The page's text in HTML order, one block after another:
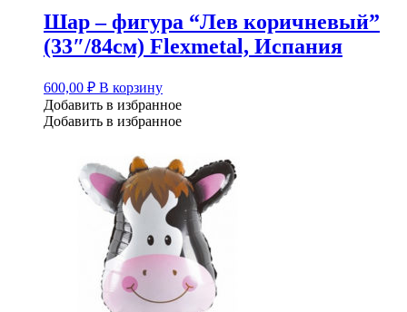
Шар – фигура “Лев коричневый”
(33″/84см) Flexmetal, Испания
600,00 ₽ В корзину
Добавить в избранное
Добавить в избранное